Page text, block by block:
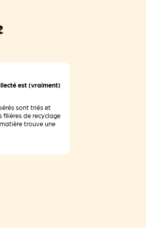
est (vraiment)
sont triés et
filières de recyclage
trouve une